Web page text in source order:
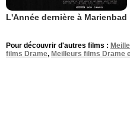
L'Année dernière à Marienbad
Pour découvrir d'autres films :
films Drame, Meilleurs films Drame